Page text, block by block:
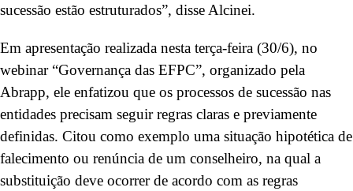
sucessão estão estruturados”, disse Alcinei.
Em apresentação realizada nesta terça-feira (30/6), no
webinar “Governança das EFPC”, organizado pela
Abrapp, ele enfatizou que os processos de sucessão nas
entidades precisam seguir regras claras e previamente
definidas. Citou como exemplo uma situação hipotética de
falecimento ou renúncia de um conselheiro, na qual a
substituição deve ocorrer de acordo com as regras